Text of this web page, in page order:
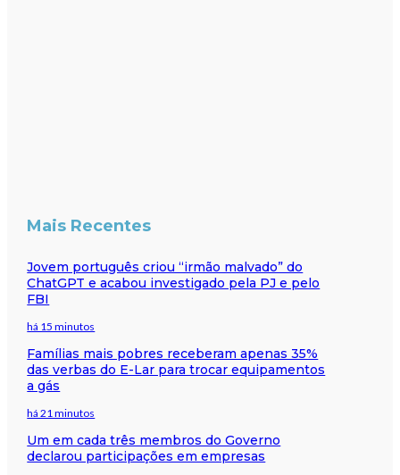
Mais Recentes
Jovem português criou “irmão malvado” do
ChatGPT e acabou investigado pela PJ e pelo
FBI
há 15 minutos
Famílias mais pobres receberam apenas 35%
das verbas do E-Lar para trocar equipamentos
a gás
há 21 minutos
Um em cada três membros do Governo
declarou participações em empresas